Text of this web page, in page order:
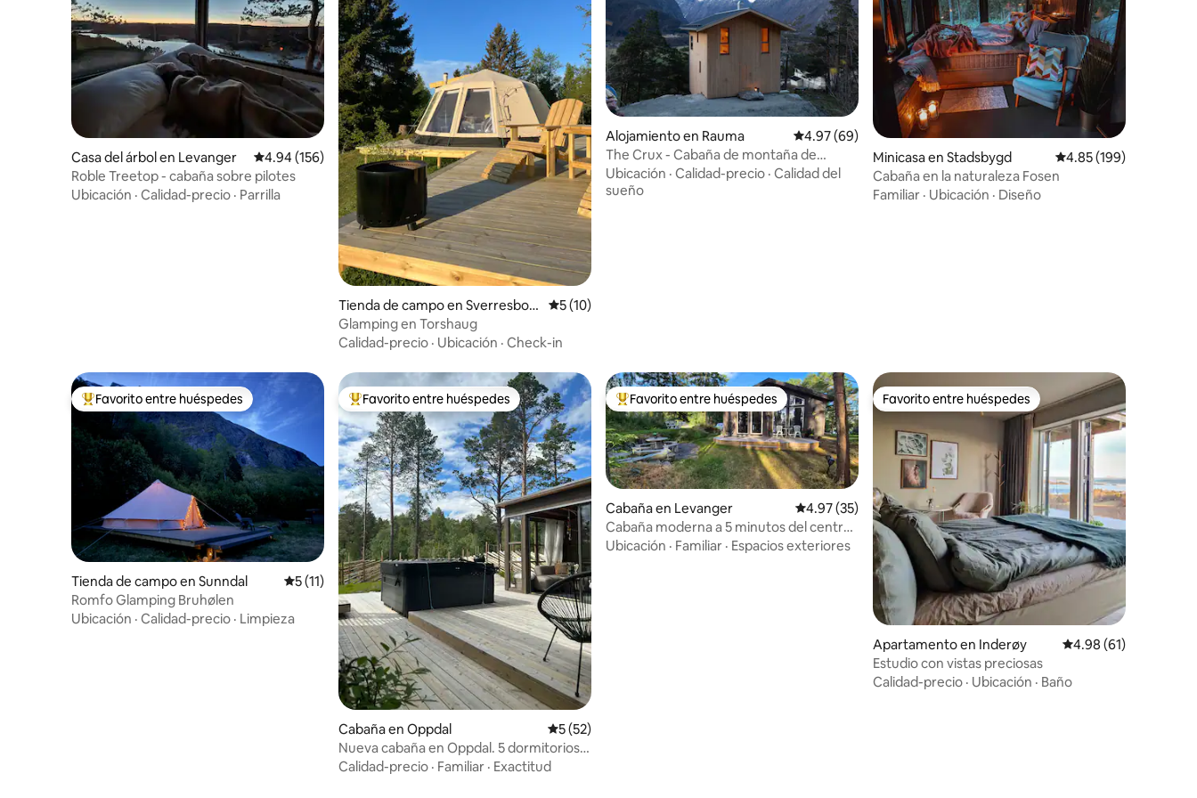
Casa del árbol en Levanger Calificación promedio: 4.94 de 5, 156 reseñas
4.94 (156)
Roble Treetop - cabaña sobre pilotes
Ubicación · Calidad-precio · Parrilla
Tienda de campo en Sverresbor
g
Calificación promedio: 5 de 5, 10 reseñas
5 (10)
Glamping en Torshaug
Calidad-precio · Ubicación · Check-in
Alojamiento en Rauma Calificación promedio: 4.97 de 5, 69 reseñas
4.97 (69)
The Crux - Cabaña de montaña de
diseño nórdico
Ubicación · Calidad-precio · Calidad del
sueño
Minicasa en Stadsbygd Calificación promedio:
4.85 (199)
Cabaña en la naturaleza Fosen
Familiar · Ubicación · Diseño
Favorito entre huéspedes preferido
Favorito entre huéspedes
Tienda de campo en Sunndal Calificación promedio: 5 de 5, 11 reseñas
5 (11)
Romfo Glamping Bruhølen
Ubicación · Calidad-precio · Limpieza
Favorito entre huéspedes preferido
Favorito entre huéspedes
Cabaña en Oppdal Calificación promedio: 5 de 5, 52 reseñas
5 (52)
Nueva cabaña en Oppdal. 5 dormitorios.
Jacuzzi, gran área exterior.
Calidad-precio · Familiar · Exactitud
Favorito entre huéspedes preferido
Favorito entre huéspedes
Cabaña en Levanger Calificación promedio: 4.97 de 5, 35 reseñas
4.97 (35)
Cabaña moderna a 5 minutos del centro
de Levanger
Ubicación · Familiar · Espacios exteriores
Favorito entre huéspedes
Favorito entre huéspedes
Apartamento en Inderøy Calificación
4.98 (61)
Estudio con vistas preciosas
Calidad-precio · Ubicación · Baño